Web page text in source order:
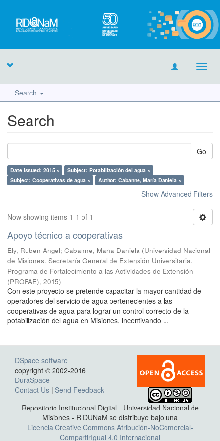
Search
Search
Go
Date issued: 2015 ×
Subject: Potabilización del agua ×
Subject: Cooperativas de agua ×
Author: Cabanne, María Daniela ×
Show Advanced Filters
Now showing items 1-1 of 1
Apoyo técnico a cooperativas
Ely, Ruben Angel; Cabanne, María Daniela (Universidad Nacional
de Misiones. Secretaría General de Extensión Universitaria.
Programa de Fortalecimiento a las Actividades de Extensión
(PROFAE), 2015)
Con este proyecto se pretende capacitar la mayor cantidad de
operadores del servicio de agua pertenecientes a las
cooperativas de agua para lograr un control correcto de la
potabilización del agua en Misiones, incentivando ...
DSpace software
copyright © 2002-2016
DuraSpace
Contact Us | Send Feedback
Repositorio Institucional Digital - Universidad Nacional de
Misiones - RIDUNaM se distribuye bajo una
Licencia Creative Commons Atribución-NoComercial-
CompartirIgual 4.0 Internacional